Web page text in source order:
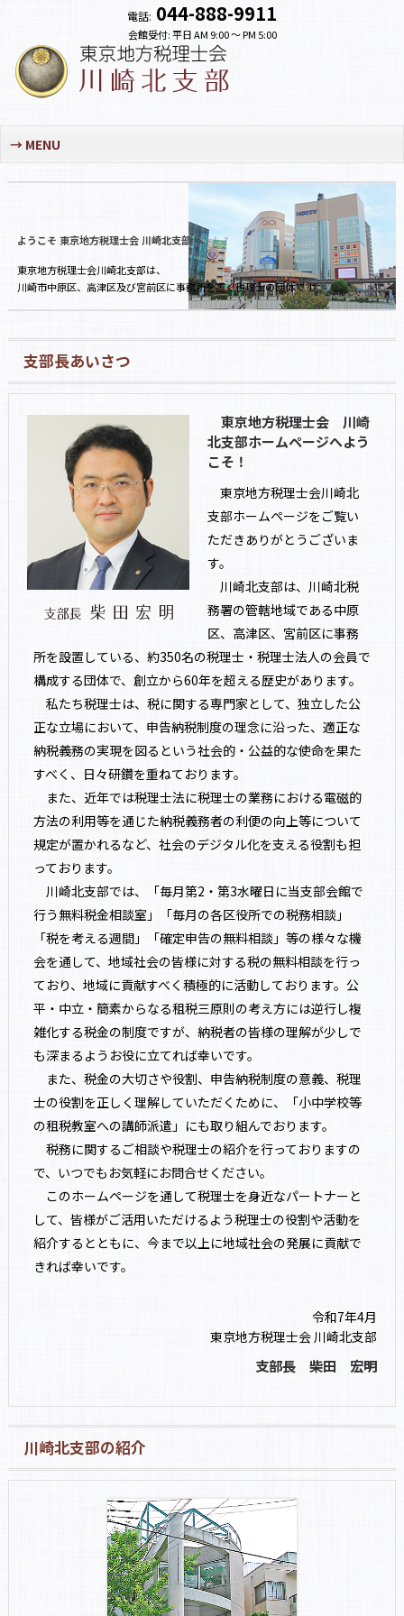
電話: 044-888-9911
会館受付: 平日 AM 9:00 〜 PM 5:00
MENU
ようこそ 東京地方税理士会 川崎北支部 へ
東京地方税理士会川崎北支部は、
川崎市中原区、高津区及び宮前区に事務所を置く税理士の団体です。
支部長あいさつ
東京地方税理士会 川崎
北支部ホームページへよう
こそ！
東京地方税理士会川崎北
支部ホームページをご覧い
ただきありがとうございま
す。
川崎北支部は、川崎北税
務署の管轄地域である中原
区、高津区、宮前区に事務
所を設置している、約350名の税理士・税理士法人の会員で
構成する団体で、創立から60年を超える歴史があります。
私たち税理士は、税に関する専門家として、独立した公
正な立場において、申告納税制度の理念に沿った、適正な
納税義務の実現を図るという社会的・公益的な使命を果た
すべく、日々研鑽を重ねております。
また、近年では税理士法に税理士の業務における電磁的
方法の利用等を通じた納税義務者の利便の向上等について
規定が置かれるなど、社会のデジタル化を支える役割も担
っております。
川崎北支部では、「毎月第2・第3水曜日に当支部会館で
行う無料税金相談室」「毎月の各区役所での税務相談」
「税を考える週間」「確定申告の無料相談」等の様々な機
会を通して、地域社会の皆様に対する税の無料相談を行っ
ており、地域に貢献すべく積極的に活動しております。公
平・中立・簡素からなる租税三原則の考え方には逆行し複
雑化する税金の制度ですが、納税者の皆様の理解が少しで
も深まるようお役に立てれば幸いです。
また、税金の大切さや役割、申告納税制度の意義、税理
士の役割を正しく理解していただくために、「小中学校等
の租税教室への講師派遣」にも取り組んでおります。
税務に関するご相談や税理士の紹介を行っておりますの
で、いつでもお気軽にお問合せください。
このホームページを通して税理士を身近なパートナーと
して、皆様がご活用いただけるよう税理士の役割や活動を
紹介するとともに、今まで以上に地域社会の発展に貢献で
きれば幸いです。
令和7年4月
東京地方税理士会 川崎北支部
支部長 柴田 宏明
川崎北支部の紹介